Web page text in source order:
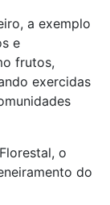
a exemplo
e
frutos,
exercidas
o
do